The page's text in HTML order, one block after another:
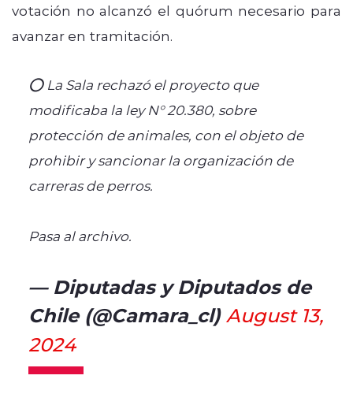
votación no alcanzó el quórum necesario para
avanzar en tramitación.
⭕️ La Sala rechazó el proyecto que
modificaba la ley N° 20.380, sobre
protección de animales, con el objeto de
prohibir y sancionar la organización de
carreras de perros.
Pasa al archivo.
— Diputadas y Diputados de
Chile (@Camara_cl) August 13,
2024